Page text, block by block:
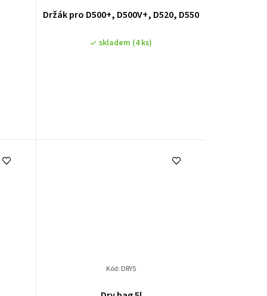
Držák pro D500+, D500V+, D520, D550
skladem (4 ks)
Kód: DRY5